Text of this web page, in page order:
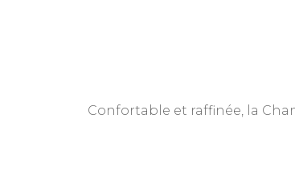
Confortable et raffinée, la